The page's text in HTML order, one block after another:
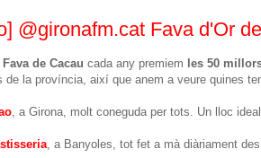
@gironafm.cat Fava d'Or
de Cacau cada any premiem les 50
de la província, així que anem a veure quines
, a Girona, molt coneguda per tots. Un lloc
, a Banyoles, tot fet a mà diàriament